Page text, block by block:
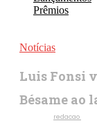
Prêmios
Notícias
Luis Fonsi
Bésame ao
redacao